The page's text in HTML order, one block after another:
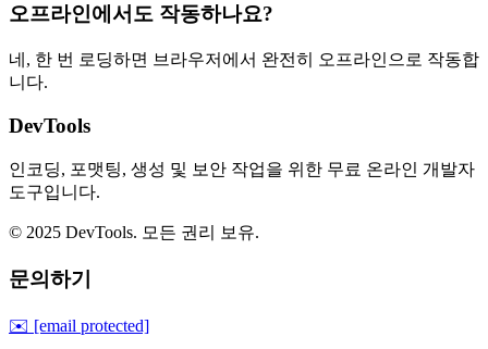
오프라인에서도 작동하나요?
네, 한 번 로딩하면 브라우저에서 완전히 오프라인으로 작동합
니다.
DevTools
인코딩, 포맷팅, 생성 및 보안 작업을 위한 무료 온라인 개발자
도구입니다.
© 2025 DevTools. 모든 권리 보유.
문의하기
✉️ [email protected]